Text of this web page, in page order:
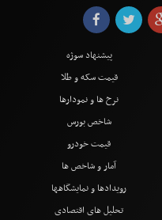
پیشنهاد سوژه
قیمت سکه و طلا
نرخ ها و نمودارها
شاخص بورس
قیمت خودرو
آمار و شاخص ها
رویدادها و نمایشگاهها
تحلیل های اقتصادی